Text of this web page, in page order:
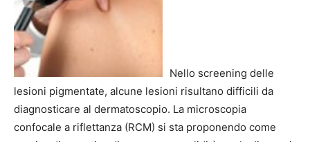
Nello screening delle
lesioni pigmentate, alcune lesioni risultano difficili da
diagnosticare al dermatoscopio. La microscopia
confocale a riflettanza (RCM) si sta proponendo come